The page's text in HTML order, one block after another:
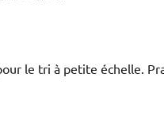
le tri à petite échelle.